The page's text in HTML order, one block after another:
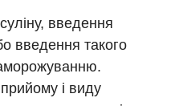
введення
введення такого
і виду